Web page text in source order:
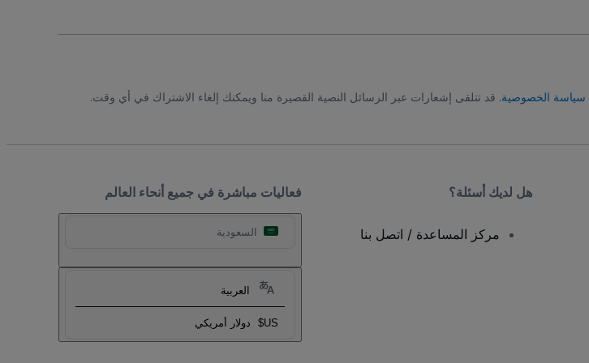
سياسة الخصوصية. قد تتلقى إشعارات عبر الرسائل النصية القصيرة منا ويمكنك إلغاء الاشتراك في أي وقت.
فعاليات مباشرة في جميع أنحاء العالم
السعودية
العربية
US$ دولار أمريكي
هل لديك أسئلة؟
مركز المساعدة / اتصل بنا